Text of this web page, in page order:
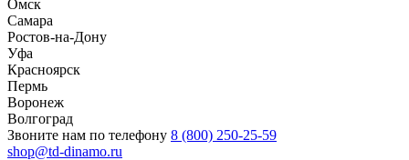
Омск
Самара
Ростов-на-Дону
Уфа
Красноярск
Пермь
Воронеж
Волгоград
Звоните нам по телефону 8 (800) 250-25-59
shop@td-dinamo.ru